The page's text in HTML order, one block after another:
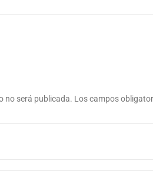
no será publicada. Los campos